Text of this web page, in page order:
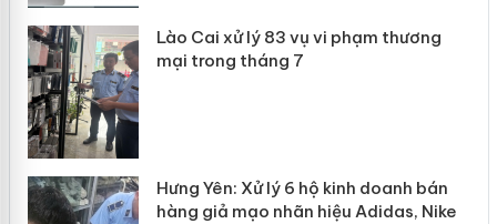
Lào Cai xử lý 83 vụ vi phạm thương
mại trong tháng 7
Hưng Yên: Xử lý 6 hộ kinh doanh bán
hàng giả mạo nhãn hiệu Adidas, Nike